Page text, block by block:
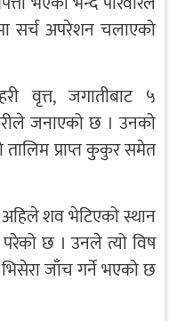
सर्च अपरेशन चलाएको
वृत्त, जगातीबाट ५
जनाएको छ । उनको
तालिम प्राप्त कुकुर समेत
शव भेटिएको स्थान
छ । उनले त्यो विष
जाँच गर्ने भएको छ